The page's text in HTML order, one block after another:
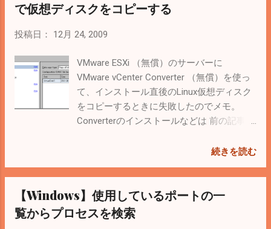
で仮想ディスクをコピーする
投稿日： 12月 24, 2009
VMware ESXi （無償）のサーバーに
VMware vCenter Converter （無償）を使っ
て、インストール直後のLinux仮想ディスク
をコピーするときに失敗したのでメモ。
Converterのインストールなどは 前の記事
仮想ディスクイメージをバックアップして
しているけど、VMware Converterを使っ
て、コピーするとデフォルト（？）で「 容
量固定ディスク 」に変換されてしまうので
注意。 可変ディスクにする場合は確認画面
続きを読む
【Windows】使用しているポートの一
覧からプロセスを検索